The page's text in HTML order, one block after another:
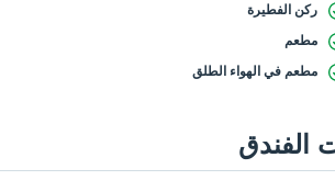
ركن الفطيرة
مطعم
مطعم في الهواء الطلق
الفندق